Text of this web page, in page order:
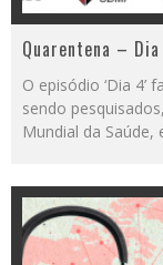
Quarentena –
O episódio ‘Dia
sendo
Mundial da Saúde,